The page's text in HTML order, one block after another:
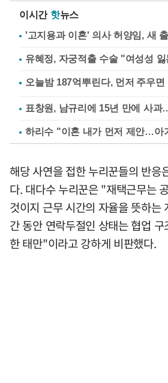
이시간 핫뉴스
'고지용과 이혼' 의사 허양임, 새
유혜정, 자궁적출 수술 "여성성
표창원, 남규리에 15년 만에 사
하리수 "이혼 내가 먼저 제안…아
해당 사연을 접한 누리꾼들의 반응
다. 대다수 누리꾼은 "재택근무는
것이지 근무 시간의 자율을 뜻하
간 동안 연락두절인 상태는 협업
한 태만"이라고 강하게 비판했다.